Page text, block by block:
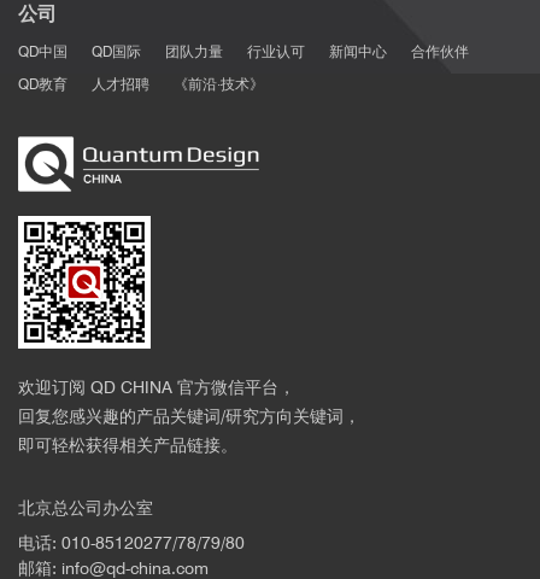
公司
QD中国 QD国际 团队力量 行业认可 新闻中心
合作伙伴
QD教育
人才招聘 《前沿·技术》
欢迎订阅 QD CHINA 官方微信平台，
回复您感兴趣的产品关键词/研究方向关键词，
即可轻松获得相关产品链接。
北京总公司办公室
电话: 010-85120277/78/79/80
邮箱: info@qd-china.com